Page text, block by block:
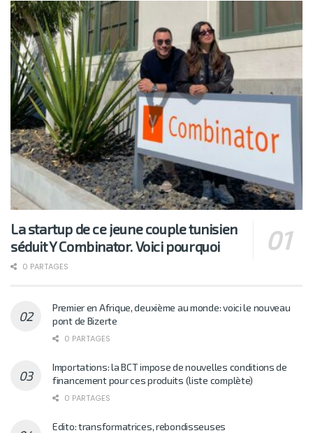
La startup de ce jeune couple tunisien
séduit Y Combinator. Voici pourquoi
0 PARTAGES
Premier en Afrique, deuxième au monde: voici le nouveau
pont de Bizerte
0 PARTAGES
Importations: la BCT impose de nouvelles conditions de
financement pour ces produits (liste complète)
0 PARTAGES
Edito: transformatrices, rebondisseuses